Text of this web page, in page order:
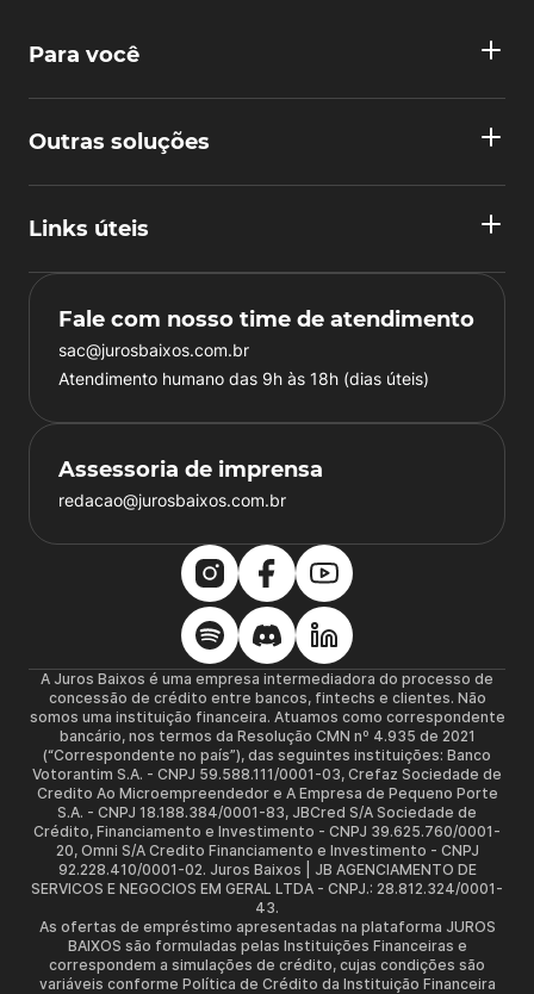
Para você
Outras soluções
Links úteis
Fale com nosso time de atendimento
sac@jurosbaixos.com.br
Atendimento humano das 9h às 18h (dias úteis)
Assessoria de imprensa
redacao@jurosbaixos.com.br
A Juros Baixos é uma empresa intermediadora do processo de
concessão de crédito entre bancos, fintechs e clientes. Não
somos uma instituição financeira. Atuamos como correspondente
bancário, nos termos da Resolução CMN nº 4.935 de 2021
(“Correspondente no país”), das seguintes instituições: Banco
Votorantim S.A. - CNPJ 59.588.111/0001-03, Crefaz Sociedade de
Credito Ao Microempreendedor e A Empresa de Pequeno Porte
S.A. - CNPJ 18.188.384/0001-83, JBCred S/A Sociedade de
Crédito, Financiamento e Investimento - CNPJ 39.625.760/0001-
20, Omni S/A Credito Financiamento e Investimento - CNPJ
92.228.410/0001-02. Juros Baixos | JB AGENCIAMENTO DE
SERVICOS E NEGOCIOS EM GERAL LTDA - CNPJ.: 28.812.324/0001-
43.
As ofertas de empréstimo apresentadas na plataforma JUROS
BAIXOS são formuladas pelas Instituições Financeiras e
correspondem a simulações de crédito, cujas condições são
variáveis conforme Política de Crédito da Instituição Financeira